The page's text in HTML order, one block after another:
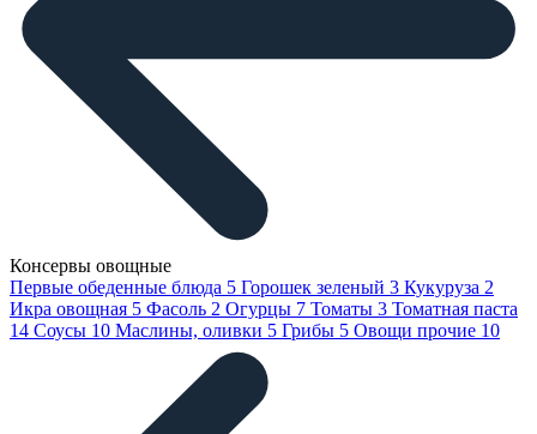
Консервы овощные
Первые обеденные блюда 5 Горошек зеленый 3 Кукуруза 2
Икра овощная 5 Фасоль 2 Огурцы 7 Томаты 3 Томатная паста
14 Соусы 10 Маслины, оливки 5 Грибы 5 Овощи прочие 10